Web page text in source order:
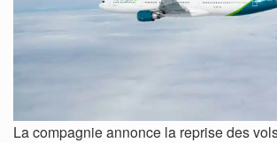
La compagnie annonce la reprise des